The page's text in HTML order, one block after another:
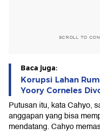
SCROLL TO
Baca juga:
Korupsi Lahan
Yoory Corneles
Putusan itu, kata Cahyo,
anggapan yang bisa
mendatang. Cahyo